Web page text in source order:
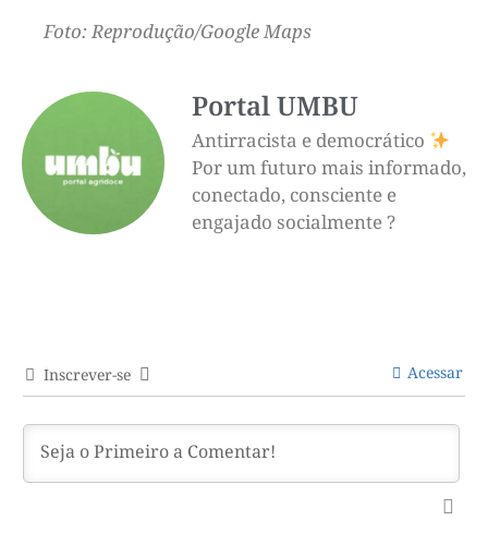
Foto: Reprodução/Google Maps
Portal UMBU
Antirracista e democrático
Por um futuro mais informado,
conectado, consciente e
engajado socialmente ?
Inscrever-se Acessar